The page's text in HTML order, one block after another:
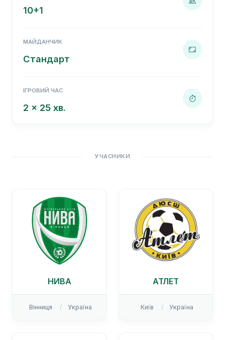
10+1
МАЙДАНЧИК
Стандарт
ІГРОВИЙ ЧАС
2 x 25 хв.
УЧАСНИКИ
НИВА
Вінниця Україна
АТЛЕТ
Київ Україна